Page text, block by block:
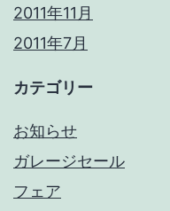
2011年11月
2011年7月
カテゴリー
お知らせ
ガレージセール
フェア